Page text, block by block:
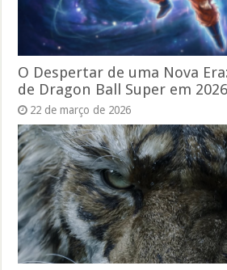
O Despertar de uma Nova
de Dragon Ball Super em 2026
22 de março de 2026